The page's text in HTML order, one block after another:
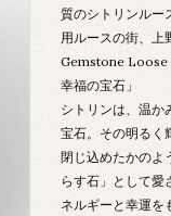
質のシトリンルー
用ルースの街、上
Gemstone Loose
幸福の宝石」
シトリンは、温か
宝石。その明るく
閉じ込めたかのよ
らす石」として愛
ネルギーと幸運を